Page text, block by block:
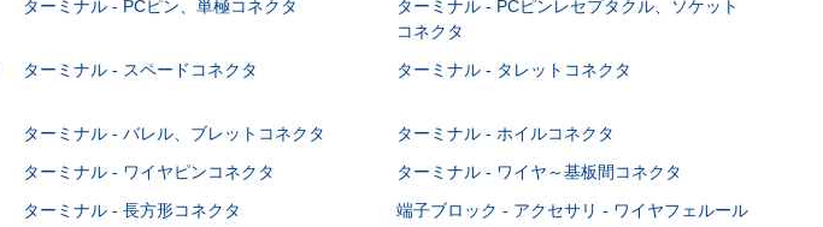
ターミナル - PCピン、単極コネクタ
ターミナル - PCピンレセプタクル、ソケット
コネクタ
ターミナル - スペードコネクタ ターミナル - タレットコネクタ
ターミナル - バレル、ブレットコネクタ
ターミナル - ホイルコネクタ
ターミナル - ワイヤピンコネクタ
ターミナル - ワイヤ～基板間コネクタ
ターミナル - 長方形コネクタ
端子ブロック - アクセサリ - ワイヤフェルール